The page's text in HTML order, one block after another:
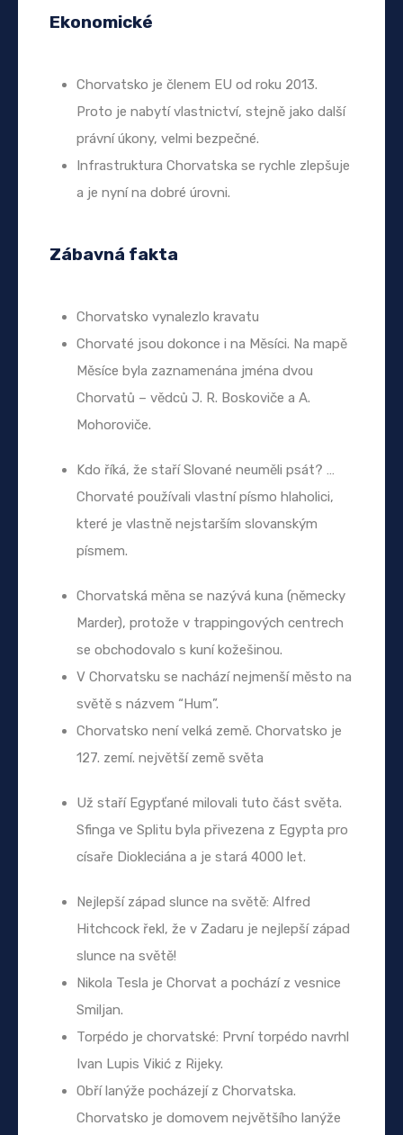
Ekonomické
Chorvatsko je členem EU od roku 2013.
Proto je nabytí vlastnictví, stejně jako další
právní úkony, velmi bezpečné.
Infrastruktura Chorvatska se rychle zlepšuje
a je nyní na dobré úrovni.
Zábavná fakta
Chorvatsko vynalezlo kravatu
Chorvaté jsou dokonce i na Měsíci. Na mapě
Měsíce byla zaznamenána jména dvou
Chorvatů – vědců J. R. Boskoviče a A.
Mohoroviče.
Kdo říká, že staří Slované neuměli psát? …
Chorvaté používali vlastní písmo hlaholici,
které je vlastně nejstarším slovanským
písmem.
Chorvatská měna se nazývá kuna (německy
Marder), protože v trappingových centrech
se obchodovalo s kuní kožešinou.
V Chorvatsku se nachází nejmenší město na
světě s názvem “Hum”.
Chorvatsko není velká země. Chorvatsko je
127. zemí. největší země světa
Už staří Egypťané milovali tuto část světa.
Sfinga ve Splitu byla přivezena z Egypta pro
císaře Diokleciána a je stará 4000 let.
Nejlepší západ slunce na světě: Alfred
Hitchcock řekl, že v Zadaru je nejlepší západ
slunce na světě!
Nikola Tesla je Chorvat a pochází z vesnice
Smiljan.
Torpédo je chorvatské: První torpédo navrhl
Ivan Lupis Vikić z Rijeky.
Obří lanýže pocházejí z Chorvatska.
Chorvatsko je domovem největšího lanýže